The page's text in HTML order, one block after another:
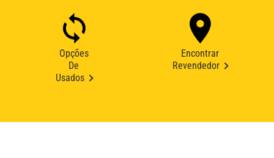
Opções
De
Usados
Encontrar
Revendedor